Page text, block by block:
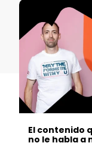
El contenido
no le habla a